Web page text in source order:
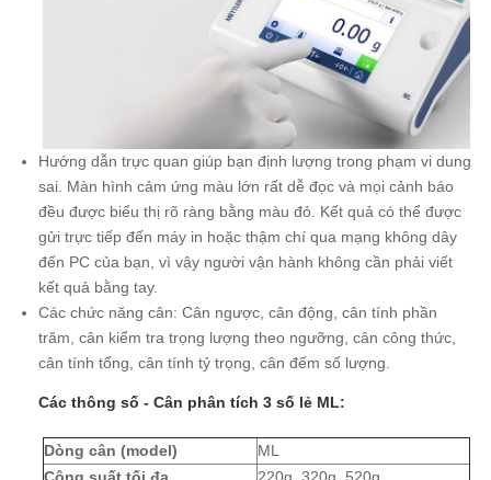
Hướng dẫn trực quan giúp bạn định lượng trong phạm vi dung
sai. Màn hình cảm ứng màu lớn rất dễ đọc và mọi cảnh báo
đều được biểu thị rõ ràng bằng màu đỏ. Kết quả có thể được
gửi trực tiếp đến máy in hoặc thậm chí qua mạng không dây
đến PC của bạn, vì vậy người vận hành không cần phải viết
kết quả bằng tay.
Các chức năng cân: Cân ngược, cân động, cân tính phần
trăm, cân kiểm tra trọng lượng theo ngưỡng, cân công thức,
cân tính tổng, cân tính tỷ trọng, cân đếm số lượng.
Các thông số - Cân phân tích 3 số lẻ ML:
Dòng cân (model)
ML